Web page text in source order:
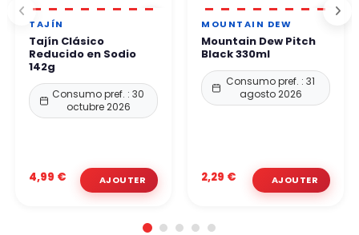
TAJÍN
Tajín Clásico
Reducido en Sodio
142g
Consumo pref. : 30
octubre 2026
4,99 €
MOUNTAIN DEW
Mountain Dew Pitch
Black 330ml
Consumo pref. : 31
agosto 2026
2,29 €